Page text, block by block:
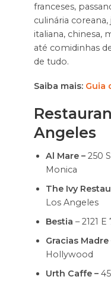
franceses,
culinária
italiana, chinesa,
até comidinhas
de tudo.
Saiba mais: Guia
Angeles
Al Mare – 250
Monica
The Ivy
Los Angeles
Bestia – 2121
Gracias Madre
Hollywood
Urth Caffe –